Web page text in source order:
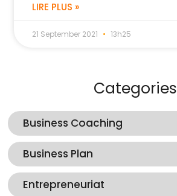
LIRE PLUS »
21 September 2021 13h25
Categories
Business Coaching
Business Plan
Entrepreneuriat